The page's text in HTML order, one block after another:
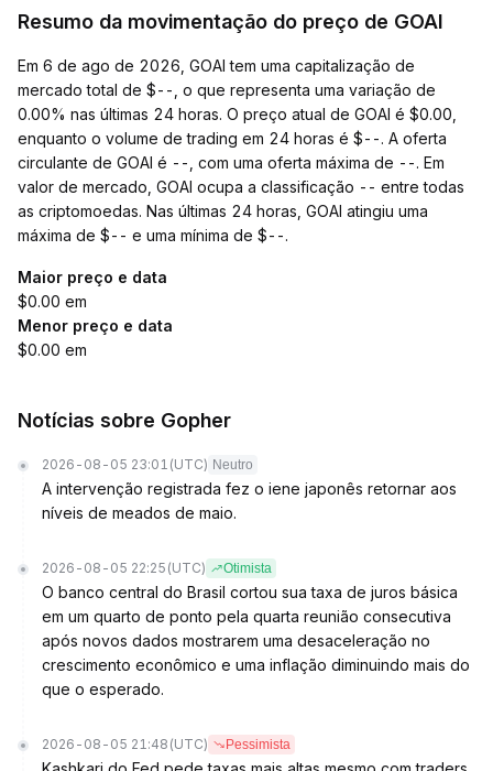
Resumo da movimentação do preço de GOAI
Em 6 de ago de 2026, GOAI tem uma capitalização de
mercado total de $--, o que representa uma variação de
0.00% nas últimas 24 horas. O preço atual de GOAI é $0.00,
enquanto o volume de trading em 24 horas é $--. A oferta
circulante de GOAI é --, com uma oferta máxima de --. Em
valor de mercado, GOAI ocupa a classificação -- entre todas
as criptomoedas. Nas últimas 24 horas, GOAI atingiu uma
máxima de $-- e uma mínima de $--.
Maior preço e data
$0.00 em
Menor preço e data
$0.00 em
Notícias sobre Gopher
2026-08-05 23:01 (UTC) Neutro
A intervenção registrada fez o iene japonês retornar aos
níveis de meados de maio.
2026-08-05 22:25 (UTC) Otimista
O banco central do Brasil cortou sua taxa de juros básica
em um quarto de ponto pela quarta reunião consecutiva
após novos dados mostrarem uma desaceleração no
crescimento econômico e uma inflação diminuindo mais do
que o esperado.
2026-08-05 21:48 (UTC) Pessimista